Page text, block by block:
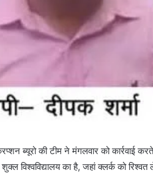
ब्यूरो की टीम ने मंगलवार को कार्रवाई
विश्वविद्यालय का है, जहां क्लर्क को